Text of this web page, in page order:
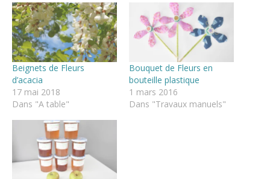
Beignets de Fleurs
d’acacia
17 mai 2018
Dans "A table"
Bouquet de Fleurs en
bouteille plastique
1 mars 2016
Dans "Travaux manuels"